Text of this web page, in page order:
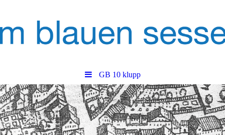
GB 10 klupp